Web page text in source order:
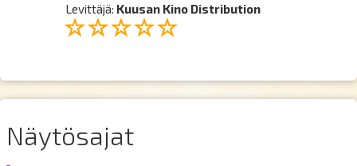
Levittäjä: Kuusan Kino Distribution
Näytösajat